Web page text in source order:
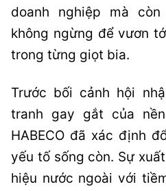
doanh nghiệp mà
không ngừng để vươn
trong từng giọt bia.
Trước bối cảnh hội
tranh gay gắt của
HABECO đã xác định
yếu tố sống còn. Sự
hiệu nước ngoài với